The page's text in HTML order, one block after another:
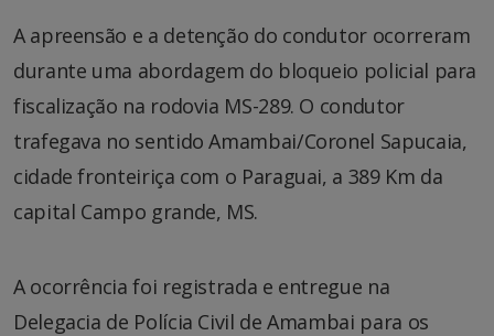
A apreensão e a detenção do condutor ocorreram
durante uma abordagem do bloqueio policial para
fiscalização na rodovia MS-289. O condutor
trafegava no sentido Amambai/Coronel Sapucaia,
cidade fronteiriça com o Paraguai, a 389 Km da
capital Campo grande, MS.
A ocorrência foi registrada e entregue na
Delegacia de Polícia Civil de Amambai para os